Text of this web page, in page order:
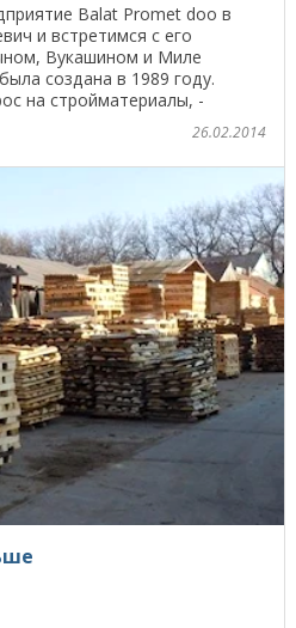
Balat Promet doo в
и встретимся с его
Вукашином и Миле
создана в 1989 году.
на стройматериалы, -
26.02.2014